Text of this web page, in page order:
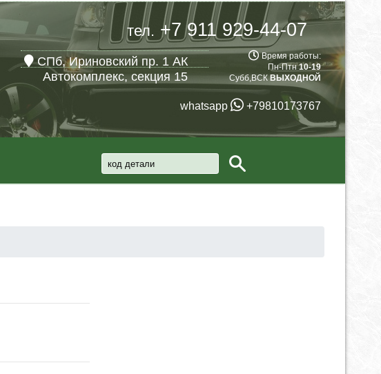
тел. +7 911 929-44-07
СПб, Ириновский пр. 1 АК
Автокомплекс, секция 15
Время работы:
Пн-Птн10-19
Субб,ВСКВЫХОДНОЙ
whatsapp +79810173767